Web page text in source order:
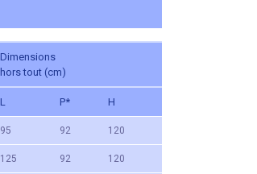
Dimensions
hors tout (cm)
L P* H
95 92 120
125 92 120